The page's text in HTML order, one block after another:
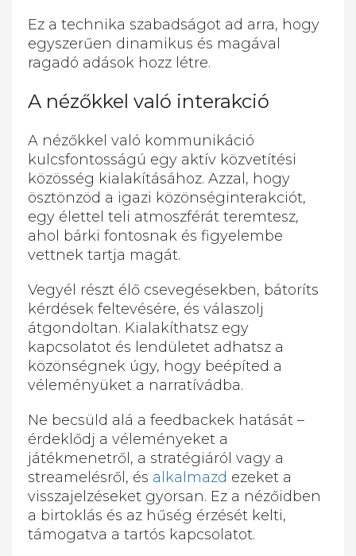
Ez a technika szabadságot ad arra, hogy
egyszerűen dinamikus és magával
ragadó adások hozz létre.
A nézőkkel való interakció
A nézőkkel való kommunikáció
kulcsfontosságú egy aktív közvetítési
közösség kialakításához. Azzal, hogy
ösztönzöd a igazi közönséginterakciót,
egy élettel teli atmoszférát teremtesz,
ahol bárki fontosnak és figyelembe
vettnek tartja magát.
Vegyél részt élő csevegésekben, bátoríts
kérdések feltevésére, és válaszolj
átgondoltan. Kialakíthatsz egy
kapcsolatot és lendületet adhatsz a
közönségnek úgy, hogy beépíted a
véleményüket a narratívádba.
Ne becsüld alá a feedbackek hatását –
érdeklődj a véleményeket a
játékmenetről, a stratégiáról vagy a
streamelésről, és alkalmazd ezeket a
visszajelzéseket gyorsan. Ez a nézőidben
a birtoklás és az hűség érzését kelti,
támogatva a tartós kapcsolatot.